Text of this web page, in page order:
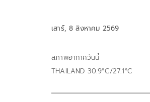
เสาร์, 8 สิงหาคม 2569
สภาพอากาศวันนี้
THAILAND 30.9°C/27.1°C